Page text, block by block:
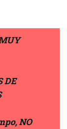
DE
NO